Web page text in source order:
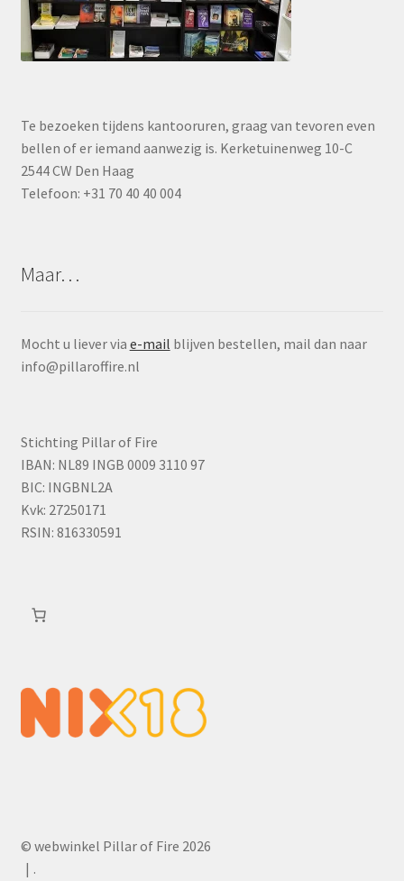
Te bezoeken tijdens kantooruren, graag van tevoren even
bellen of er iemand aanwezig is. Kerketuinenweg 10-C
2544 CW Den Haag
Telefoon: +31 70 40 40 004
Maar…
Mocht u liever via e-mail blijven bestellen, mail dan naar
info@pillaroffire.nl
Stichting Pillar of Fire
IBAN: NL89 INGB 0009 3110 97
BIC: INGBNL2A
Kvk: 27250171
RSIN: 816330591
© webwinkel Pillar of Fire 2026
.